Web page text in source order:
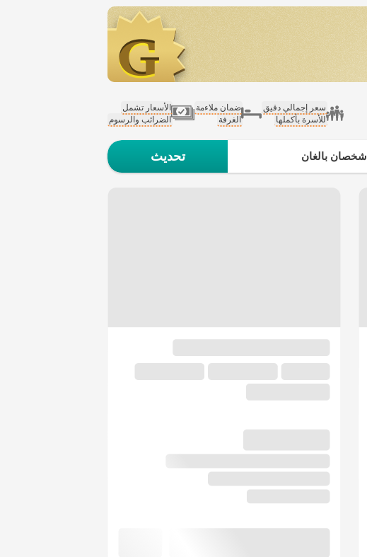
سعر إجمالي دقيق
للأسرة بأكملها
ضمان ملاءمة
الغرفة
الأسعار تشمل
الضرائب والرسوم
شخصان بالغان تحديث